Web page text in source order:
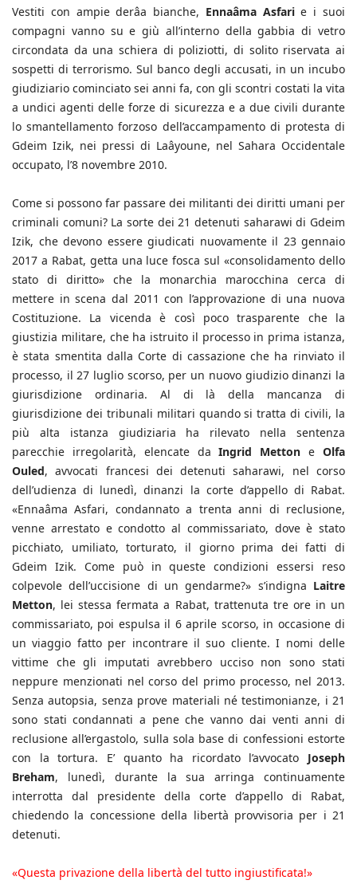
Vestiti con ampie derâa bianche, Ennaâma Asfarie i suoi
compagni vanno su e giù all’interno della gabbia di vetro
circondata da una schiera di poliziotti, di solito riservata ai
sospetti di terrorismo. Sul banco degli accusati, in un incubo
giudiziario cominciato sei anni fa, con gli scontri costati la vita
a undici agenti delle forze di sicurezza e a due civili durante
lo smantellamento forzoso dell’accampamento di protesta di
Gdeim Izik, nei pressi di Laâyoune, nel Sahara Occidentale
occupato, l’8 novembre 2010.
Come si possono far passare dei militanti dei diritti umani per
criminali comuni? La sorte dei 21 detenuti saharawi di Gdeim
Izik, che devono essere giudicati nuovamente il 23 gennaio
2017 a Rabat, getta una luce fosca sul «consolidamento dello
stato di diritto» che la monarchia marocchina cerca di
mettere in scena dal 2011 con l’approvazione di una nuova
Costituzione. La vicenda è così poco trasparente che la
giustizia militare, che ha istruito il processo in prima istanza,
è stata smentita dalla Corte di cassazione che ha rinviato il
processo, il 27 luglio scorso, per un nuovo giudizio dinanzi la
giurisdizione ordinaria. Al di là della mancanza di
giurisdizione dei tribunali militari quando si tratta di civili, la
più alta istanza giudiziaria ha rilevato nella sentenza
parecchie irregolarità, elencate da Ingrid Metton eOlfa
Ouled, avvocati francesi dei detenuti saharawi, nel corso
dell’udienza di lunedì, dinanzi la corte d’appello di Rabat.
«Ennaâma Asfari, condannato a trenta anni di reclusione,
venne arrestato e condotto al commissariato, dove è stato
picchiato, umiliato, torturato, il giorno prima dei fatti di
Gdeim Izik. Come può in queste condizioni essersi reso
colpevole dell’uccisione di un gendarme?» s’indigna Laitre
Metton, lei stessa fermata a Rabat, trattenuta tre ore in un
commissariato, poi espulsa il 6 aprile scorso, in occasione di
un viaggio fatto per incontrare il suo cliente. I nomi delle
vittime che gli imputati avrebbero ucciso non sono stati
neppure menzionati nel corso del primo processo, nel 2013.
Senza autopsia, senza prove materiali né testimonianze, i 21
sono stati condannati a pene che vanno dai venti anni di
reclusione all’ergastolo, sulla sola base di confessioni estorte
con la tortura. E’ quanto ha ricordato l’avvocato Joseph
Breham, lunedì, durante la sua arringa continuamente
interrotta dal presidente della corte d’appello di Rabat,
chiedendo la concessione della libertà provvisoria per i 21
detenuti.
«Questa privazione della libertà del tutto ingiustificata!»